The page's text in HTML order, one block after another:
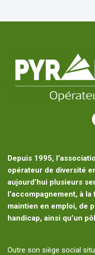
Depuis 1995,
opérateur de diversité
aujourd’hui plusieurs
l’accompagnement, à
maintien en emploi, de
handicap, ainsi qu’un
Outre son siège social